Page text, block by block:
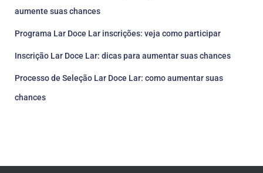
aumente suas chances
Programa Lar Doce Lar inscrições: veja como participar
Inscrição Lar Doce Lar: dicas para aumentar suas chances
Processo de Seleção Lar Doce Lar: como aumentar suas
chances